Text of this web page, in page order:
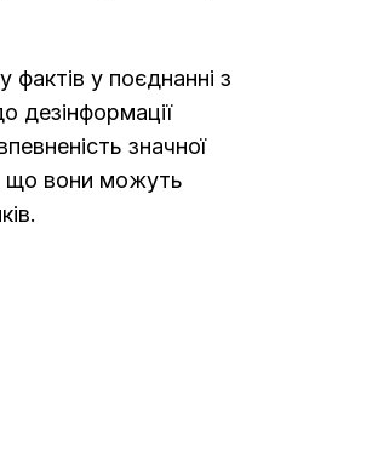
фактів у поєднанні з
дезінформації
значної
що вони можуть